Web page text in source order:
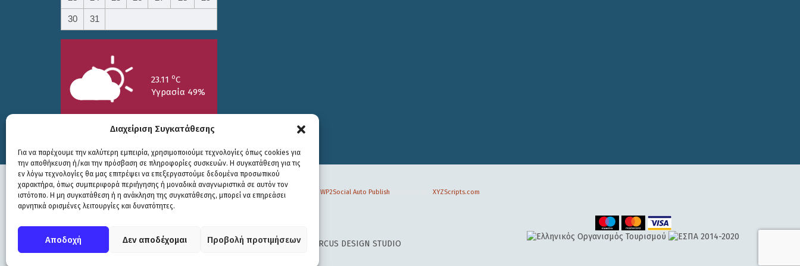
Διαχείριση Συγκατάθεσης
Για να παρέχουμε την καλύτερη εμπειρία, χρησιμοποιούμε τεχνολογίες όπως cookies για
την αποθήκευση ή/και την πρόσβαση σε πληροφορίες συσκευών. Η συγκατάθεση για τις
εν λόγω τεχνολογίες θα μας επιτρέψει να επεξεργαστούμε δεδομένα προσωπικού
χαρακτήρα, όπως συμπεριφορά περιήγησης ή μοναδικά αναγνωριστικά σε αυτόν τον
ιστότοπο. Η μη συγκατάθεση ή η ανάκληση της συγκατάθεσης, μπορεί να επηρεάσει
αρνητικά ορισμένες λειτουργίες και δυνατότητες.
Αποδοχή Δεν αποδέχομαι Προβολή προτιμήσεων
30 31
23.11 oC
Υγρασία 49%
25/7
15.73oC
26/7
17.99oC
27/7
20.94oC
© COPYRIGHT ΔΗΜΟΣ ΣΟΥΛΙΟΥ 2026
WEB DEVELOPMENT BYΕΓΚΡΙΤΟΣ GROUP| GRAPHICS DESIGN BY CIRCUS DESIGN STUDIO
WP2Social Auto Publish XYZScripts.com